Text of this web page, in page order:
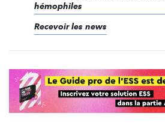
hémophiles
Recevoir les news